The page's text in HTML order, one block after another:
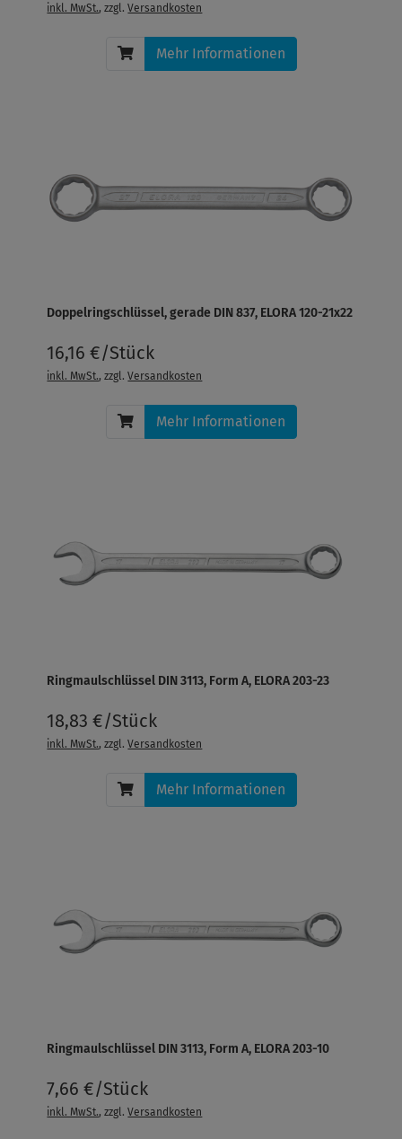
inkl. MwSt., zzgl.Versandkosten
Mehr Informationen
Doppelringschlüssel, gerade DIN 837, ELORA 120-21x22
16,16 €/Stück
inkl. MwSt., zzgl.Versandkosten
Mehr Informationen
Ringmaulschlüssel DIN 3113, Form A, ELORA 203-23
18,83 €/Stück
inkl. MwSt., zzgl.Versandkosten
Mehr Informationen
Ringmaulschlüssel DIN 3113, Form A, ELORA 203-10
7,66 €/Stück
inkl. MwSt., zzgl.Versandkosten